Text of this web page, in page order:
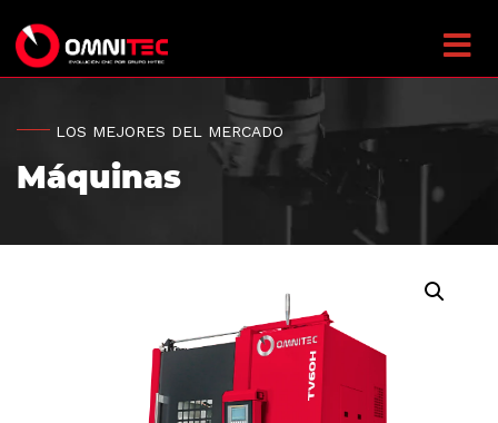
LOS MEJORES DEL MERCADO
Máquinas